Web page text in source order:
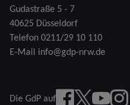
Gudastraße 5 - 7
40625 Düsseldorf
Telefon 0211/29 10 110
E-Mail info@gdp-nrw.de
Die GdP auf
Facebook
X YouTube